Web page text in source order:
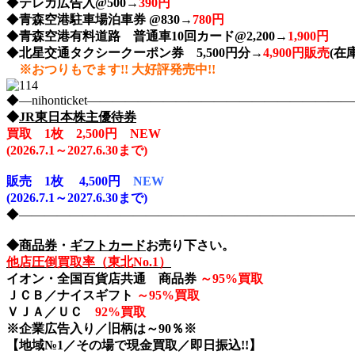
◆テレカ広告入@500→390円
◆青森空港駐車場泊車券 @830→ 780円
◆青森空港有料道路 普通車10回カード@2,200→ 1,900円
◆北星交通タクシークーポン券 5,500円分→4,900円販売(在
※おつりもでます!! 大好評発売中!!
◆JR東日本株主優待券
買取 1枚 2,500円 NEW
(2026.7.1～2027.6.30まで)
販売 1枚 4,500円
NEW
(2026.7.1～2027.6.30まで)
◆商品券 ・ ギフトカードお売り下さい。
他店圧倒買取率（東北No.1）
イオン・全国百貨店共通 商品券 ～95%買取
ＪＣＢ／ナイスギフト ～95%買取
ＶＪＡ／ＵＣ
92%買取
※企業広告入り／旧柄は～90％※
【地域№1／その場で現金買取／即日振込!!】